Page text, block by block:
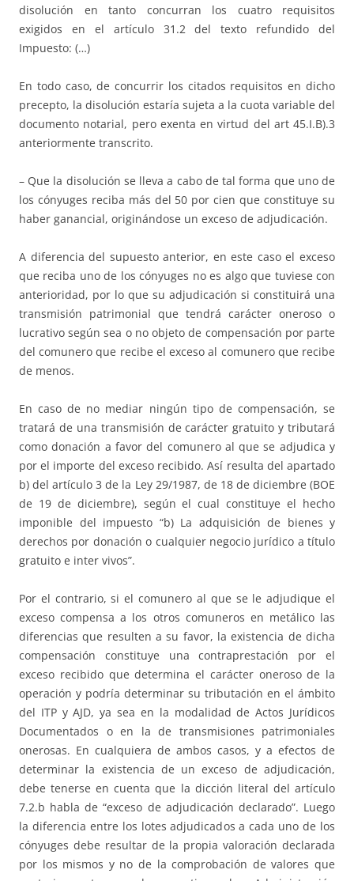
disolución en tanto concurran los cuatro requisitos
exigidos en el artículo 31.2 del texto refundido del
Impuesto: (…)
En todo caso, de concurrir los citados requisitos en dicho
precepto, la disolución estaría sujeta a la cuota variable del
documento notarial, pero exenta en virtud del art 45.I.B).3
anteriormente transcrito.
– Que la disolución se lleva a cabo de tal forma que uno de
los cónyuges reciba más del 50 por cien que constituye su
haber ganancial, originándose un exceso de adjudicación.
A diferencia del supuesto anterior, en este caso el exceso
que reciba uno de los cónyuges no es algo que tuviese con
anterioridad, por lo que su adjudicación si constituirá una
transmisión patrimonial que tendrá carácter oneroso o
lucrativo según sea o no objeto de compensación por parte
del comunero que recibe el exceso al comunero que recibe
de menos.
En caso de no mediar ningún tipo de compensación, se
tratará de una transmisión de carácter gratuito y tributará
como donación a favor del comunero al que se adjudica y
por el importe del exceso recibido. Así resulta del apartado
b) del artículo 3 de la Ley 29/1987, de 18 de diciembre (BOE
de 19 de diciembre), según el cual constituye el hecho
imponible del impuesto “b) La adquisición de bienes y
derechos por donación o cualquier negocio jurídico a título
gratuito e inter vivos”.
Por el contrario, si el comunero al que se le adjudique el
exceso compensa a los otros comuneros en metálico las
diferencias que resulten a su favor, la existencia de dicha
compensación constituye una contraprestación por el
exceso recibido que determina el carácter oneroso de la
operación y podría determinar su tributación en el ámbito
del ITP y AJD, ya sea en la modalidad de Actos Jurídicos
Documentados o en la de transmisiones patrimoniales
onerosas. En cualquiera de ambos casos, y a efectos de
determinar la existencia de un exceso de adjudicación,
debe tenerse en cuenta que la dicción literal del artículo
7.2.b habla de “exceso de adjudicación declarado”. Luego
la diferencia entre los lotes adjudicados a cada uno de los
cónyuges debe resultar de la propia valoración declarada
por los mismos y no de la comprobación de valores que